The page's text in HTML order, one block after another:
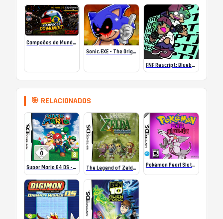
Campeões do Mundo (ISS) Online
Sonic.EXE – The Original Game Online
FNF Rescript: Blueballed
🎯 RELACIONADOS
Super Mario 64 DS – Em Português – Nintendo DS The Legend of Zelda – Four Swords Anniversary Edition (PTBR) Pokémon Pearl Slotmod – NDS